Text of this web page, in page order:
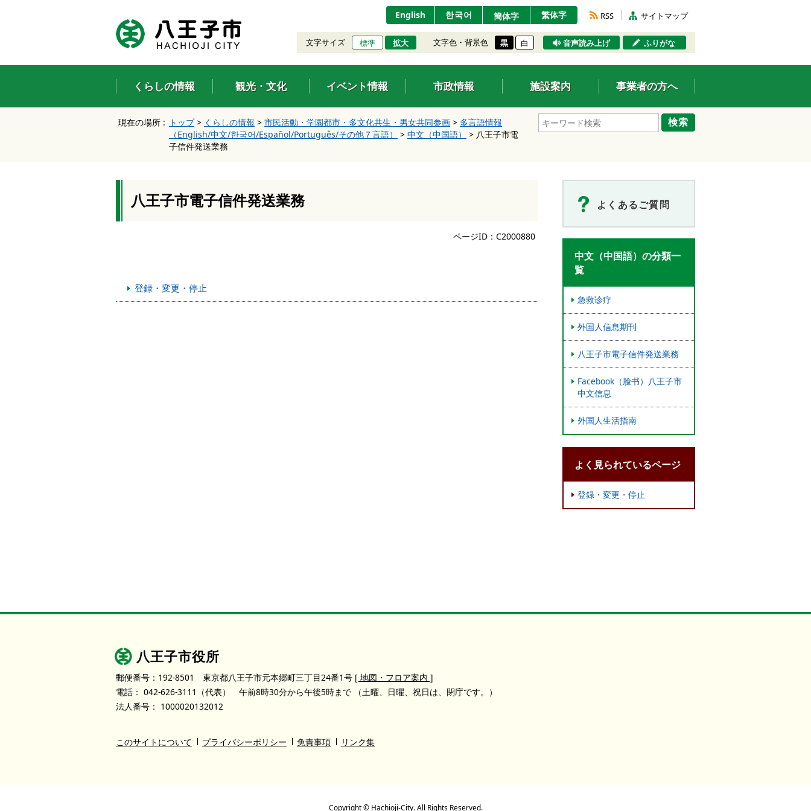
ン
タ
ー
キ
ナ
ビ
ン
キ
へ
English 한국어 簡体字 繁体字 RSS サイトマップ
文字サイズ 標準 拡大 文字色・背景色 黒 白 音声読み上げ ふりがな
くらしの情報 観光・文化 イベント情報 市政情報 施設案内 事業者の方へ
検索
現在の場所 : トップ> くらしの情報 > 市民活動・学園都市・多文化共生・男女共同参画 > 多言語情報
（English/中文/한국어/Español/Português/その他７言語）
> 中文（中国語） > 八王子市電
子信件発送業務
八王子市電子信件発送業務
ページID：C2000880
登録・変更・停止
よくあるご質問
中文（中国語）の分類一
覧
急救诊疗
外国人信息期刊
八王子市電子信件発送業務
Facebook（脸书）八王子市
中文信息
外国人生活指南
よく見られているページ
登録・変更・停止
八王子市役所
郵便番号：192-8501 東京都八王子市元本郷町三丁目24番1号 [ 地図・フロア案内 ]
電話： 042-626-3111 （代表） 午前8時30分から午後5時まで
（土曜、日曜、祝日は、閉庁です。）
法人番号： 1000020132012
このサイトについて プライバシーポリシー 免責事項 リンク集
Copyright © Hachioji-City. All Rights Reserved.